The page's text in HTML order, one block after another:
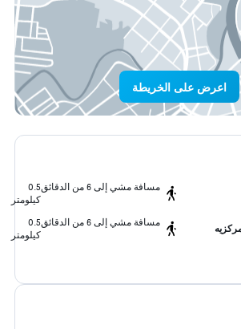
اعرض على الخريطة
مسافة مشي إلى 6 من الدقائق
0.5
كيلومتر
مسافة مشي إلى 6 من الدقائق
0.5
كيلومتر